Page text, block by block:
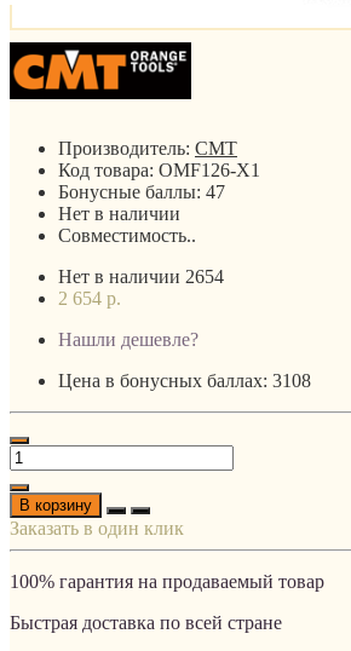
Производитель: CMT
Код товара: OMF126-X1
Бонусные баллы: 47
Нет в наличии
Совместимость..
Нет в наличии 2654
2 654 р.
Нашли дешевле?
Цена в бонусных баллах: 3108
В корзину
Заказать в один клик
100% гарантия на продаваемый товар
Быстрая доставка по всей стране